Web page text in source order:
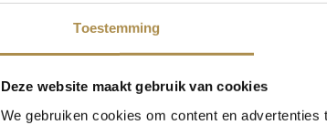
Toestemming
Deze website maakt gebruik van cookies
We gebruiken cookies om content en